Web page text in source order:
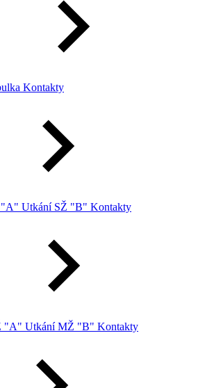
Kontakty
"A" Utkání SŽ "B" Kontakty
"A" Utkání MŽ "B" Kontakty